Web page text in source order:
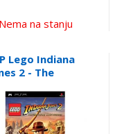
Nema na stanju
Lego Indiana
2 - The